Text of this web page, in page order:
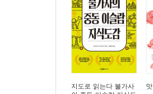
15. 토마토와 카카오 - 신대
16. 은 - 지구를 연결한 신대
17. 설탕 - 자본주의 경제를
18. 튤립 - 네덜란드 경제의
19. 청어와 양 - 네덜란드와
20. 보험 - 커피 하우스에서
지도로 읽는다 불가사